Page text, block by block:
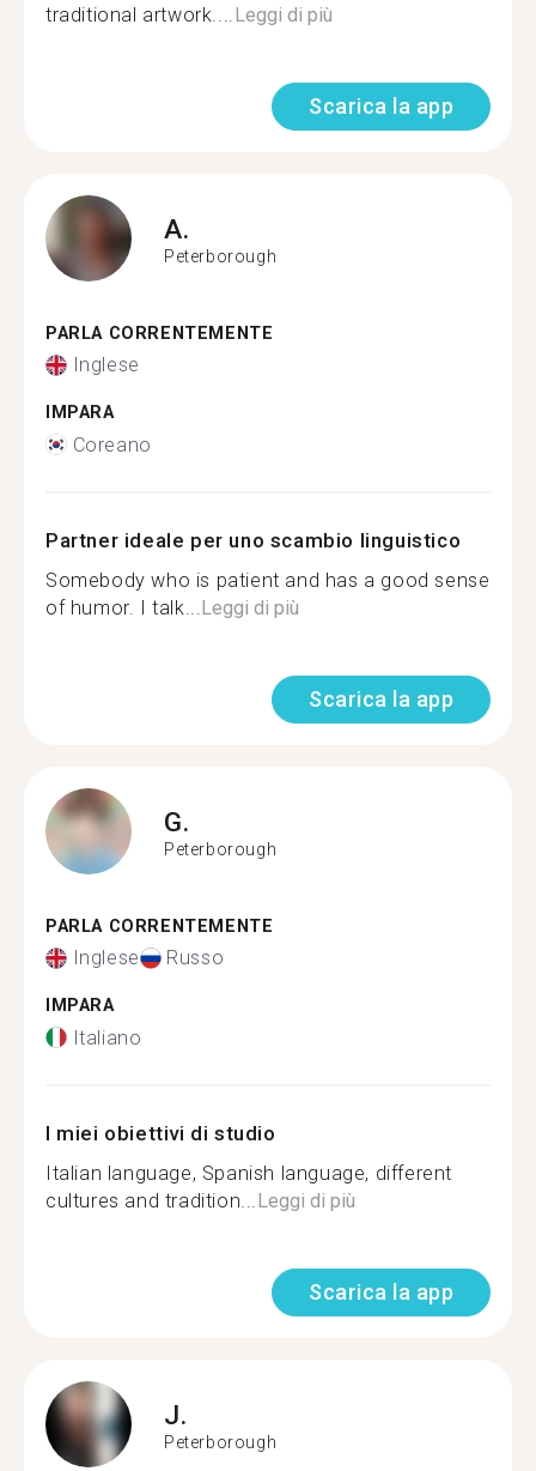
traditional artwork.... Leggi di più
Scarica la app
A.
Peterborough
PARLA CORRENTEMENTE
Inglese
IMPARA
Coreano
Partner ideale per uno scambio linguistico
Somebody who is patient and has a good sense
of humor. I talk... Leggi di più
Scarica la app
G.
Peterborough
PARLA CORRENTEMENTE
Inglese Russo
IMPARA
Italiano
I miei obiettivi di studio
Italian language, Spanish language, different
cultures and tradition... Leggi di più
Scarica la app
J.
Peterborough